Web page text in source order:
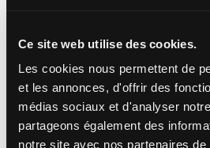
Ce site web utilise des cookies.
Les cookies nous permettent de
et les annonces, d'offrir des
médias sociaux et d'analyser
partageons également des
notre site avec nos partenaires
nos partenaires au service
numérique optimisée, marquée
e-santé.
Cette année, ce sontplus de 25